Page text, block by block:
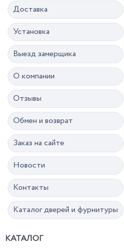
Доставка
Установка
Выезд замерщика
О компании
Отзывы
Обмен и возврат
Заказ на сайте
Новости
Контакты
Каталог дверей и фурнитуры
КАТАЛОГ